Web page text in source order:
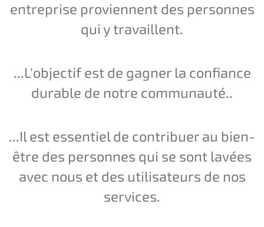
entreprise proviennent des personnes
qui y travaillent.
...L'objectif est de gagner la confiance
durable de notre communauté..
...Il est essentiel de contribuer au bien-
être des personnes qui se sont lavées
avec nous et des utilisateurs de nos
services.